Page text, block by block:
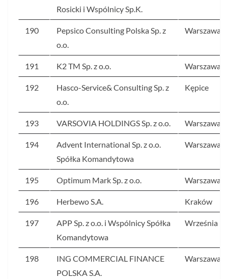
Rosicki i Wspólnicy Sp.K.
190
Pepsico Consulting Polska Sp. z
o.o.
Warszawa
191 K2 TM Sp. z o.o. Warszawa
192
Hasco-Service& Consulting Sp. z
o.o.
Kępice
193 VARSOVIA HOLDINGS Sp. z o.o. Warszawa
194
Advent International Sp. z o.o.
Spółka Komandytowa
Warszawa
195 Optimum Mark Sp. z o.o. Warszawa
196 Herbewo S.A. Kraków
197
APP Sp. z o.o. i Wspólnicy Spółka
Komandytowa
Września
198
ING COMMERCIAL FINANCE
POLSKA S.A.
Warszawa